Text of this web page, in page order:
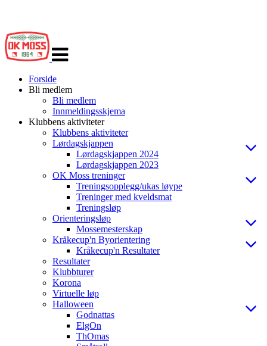
navigasjon
Forside
Bli medlem
Bli medlem
Innmeldingsskjema
Klubbens aktiviteter
Klubbens aktiviteter
Lørdagskjappen
Lørdagskjappen 2024
Lørdagskjappen 2023
OK Moss treninger
Treningsopplegg/ukas løype
Treninger med kveldsmat
Treningsløp
Orienteringsløp
Mossemesterskap
Kråkecup'n Byorientering
Kråkecup'n Resultater
Resultater
Klubbturer
Korona
Virtuelle løp
Halloween
Godnattas
ElgOn
ThOmas